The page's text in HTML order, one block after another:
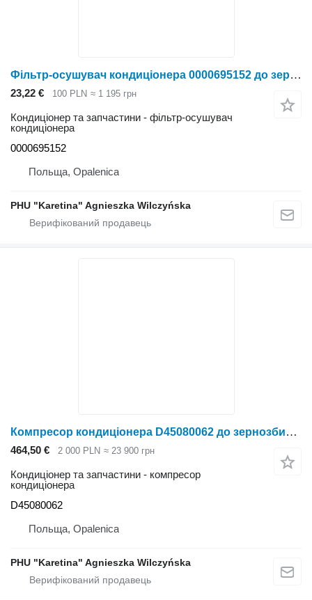
Фільтр-осушувач кондиціонера 0000695152 до зернозбирального комбайна Claas Lexion
23,22 € 100 PLN ≈ 1 195 грн
Кондиціонер та запчастини - фільтр-осушувач
кондиціонера
0000695152
Польща, Opalenica
PHU "Karetina" Agnieszka Wilczyńska
Компресор кондиціонера D45080062 до зернозбирального комбайна Massey Ferguson Massey Fergusson MF 30
464,50 € 2 000 PLN ≈ 23 900 грн
Кондиціонер та запчастини - компресор
кондиціонера
D45080062
Польща, Opalenica
PHU "Karetina" Agnieszka Wilczyńska